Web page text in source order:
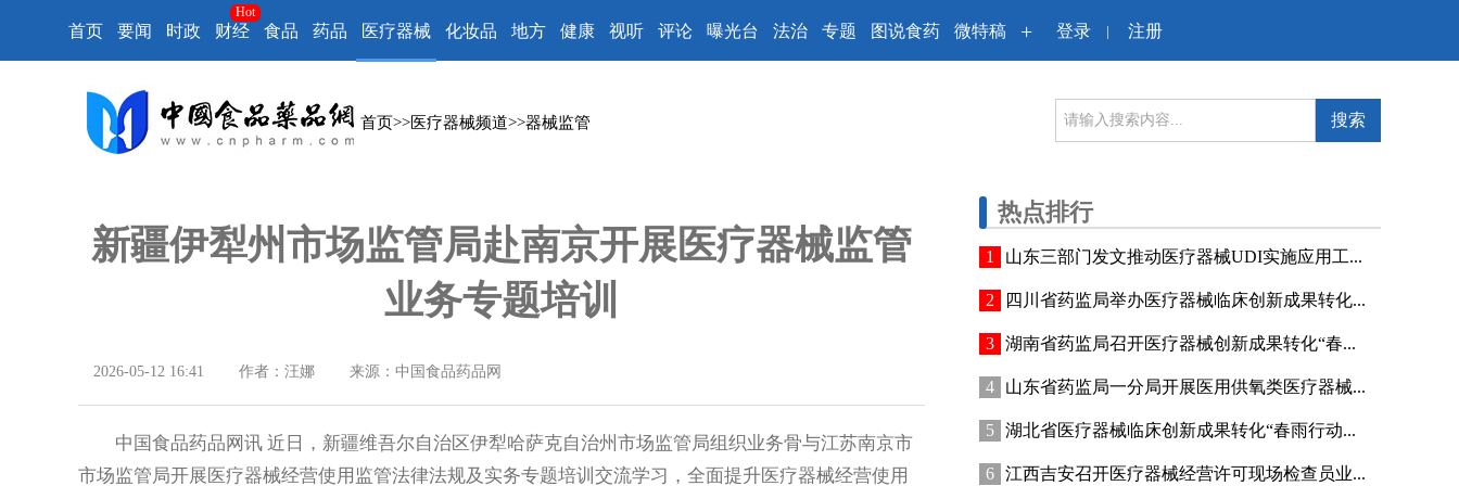
首页 要闻 时政 财经
Hot
食品 药品 医疗器械 化妆品 地方 健康 视听 评论 曝光台 法治 专题 图说食药 微特稿 + 登录 | 注册
首页>>医疗器械频道>>器械监管 搜索
新疆伊犁州市场监管局赴南京开展医疗器械监管
业务专题培训
2026-05-12 16:41 作者：汪娜 来源：中国食品药品网
中国食品药品网讯 近日，新疆维吾尔自治区伊犁哈萨克自治州市场监管局组织业务骨与江苏南京市
市场监管局开展医疗器械经营使用监管法律法规及实务专题培训交流学习，全面提升医疗器械经营使用
热点排行
山东三部门发文推动医疗器械UDI实施应用工...
四川省药监局举办医疗器械临床创新成果转化...
湖南省药监局召开医疗器械创新成果转化“春...
山东省药监局一分局开展医用供氧类医疗器械...
湖北省医疗器械临床创新成果转化“春雨行动...
江西吉安召开医疗器械经营许可现场检查员业...